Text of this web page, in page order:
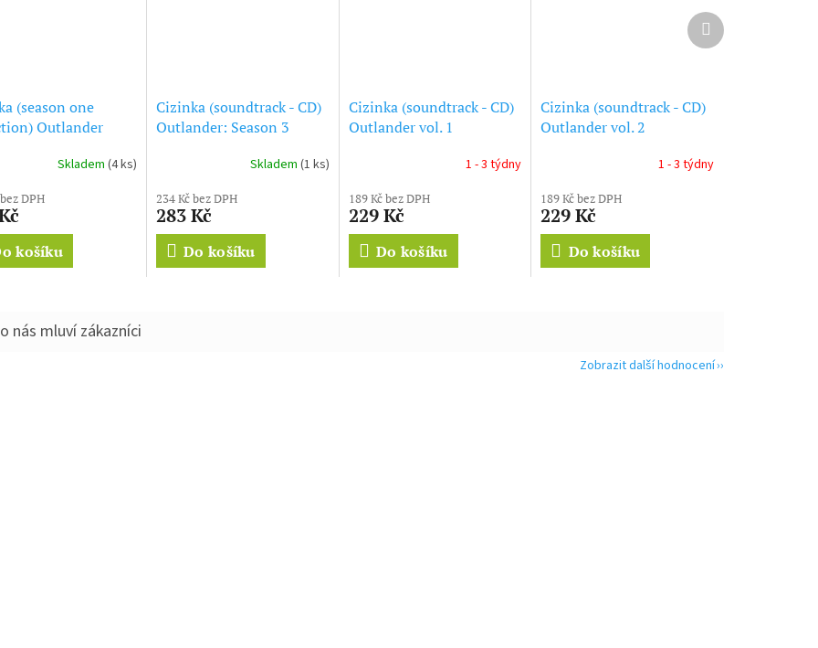
(season one
Outlander
Skladem (4 ks)
DPH
košíku
Cizinka (soundtrack - CD)
Outlander: Season 3
Skladem (1 ks)
234 Kč bez DPH
283 Kč
Do košíku
Cizinka (soundtrack - CD)
Outlander vol. 1
1 - 3 týdny
189 Kč bez DPH
229 Kč
Do košíku
Cizinka (soundtrack - CD)
Outlander vol. 2
produktu
je
5,0
5
1 - 3 týdny
189 Kč bez DPH
229 Kč
Do košíku
Další
produkt
Zobrazit další hodnocení